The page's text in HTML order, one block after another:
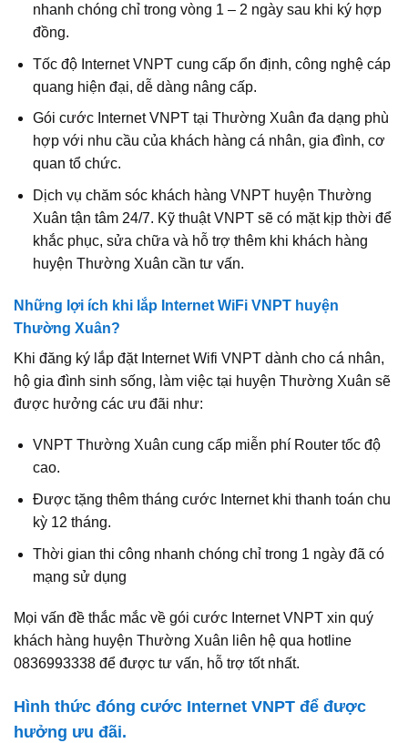
nhanh chóng chỉ trong vòng 1 – 2 ngày sau khi ký hợp
đồng.
Tốc độ Internet VNPT cung cấp ổn định, công nghệ cáp
quang hiện đại, dễ dàng nâng cấp.
Gói cước Internet VNPT tại Thường Xuân đa dạng phù
hợp với nhu cầu của khách hàng cá nhân, gia đình, cơ
quan tổ chức.
Dịch vụ chăm sóc khách hàng VNPT huyện Thường
Xuân tận tâm 24/7. Kỹ thuật VNPT sẽ có mặt kịp thời để
khắc phục, sửa chữa và hỗ trợ thêm khi khách hàng
huyện Thường Xuân cần tư vấn.
Những lợi ích khi lắp Internet WiFi VNPT huyện
Thường Xuân?
Khi đăng ký lắp đặt Internet Wifi VNPT dành cho cá nhân,
hộ gia đình sinh sống, làm việc tại huyện Thường Xuân sẽ
được hưởng các ưu đãi như:
VNPT Thường Xuân cung cấp miễn phí Router tốc độ
cao.
Được tặng thêm tháng cước Internet khi thanh toán chu
kỳ 12 tháng.
Thời gian thi công nhanh chóng chỉ trong 1 ngày đã có
mạng sử dụng
Mọi vấn đề thắc mắc về gói cước Internet VNPT xin quý
khách hàng huyện Thường Xuân liên hệ qua hotline
0836993338 để được tư vấn, hỗ trợ tốt nhất.
Hình thức đóng cước Internet VNPT để được
hưởng ưu đãi.